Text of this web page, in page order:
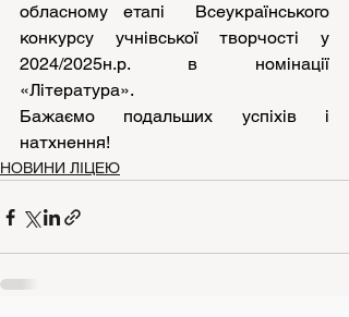
обласному етапі
Всеукраїнського
конкурсу учнівської творчості у
2024/2025н.р. в номінації
«Література».
Бажаємо подальших успіхів і
натхнення!
НОВИНИ ЛІЦЕЮ